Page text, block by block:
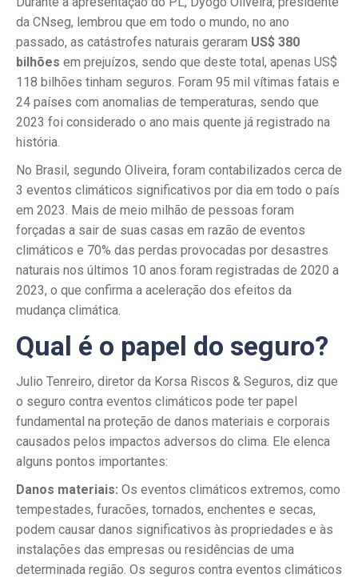
da CNseg, lembrou que em todo o mundo, no ano
passado, as catástrofes naturais geraram US$ 380
bilhões em prejuízos, sendo que deste total, apenas US$
118 bilhões tinham seguros. Foram 95 mil vítimas fatais e
24 países com anomalias de temperaturas, sendo que
2023 foi considerado o ano mais quente já registrado na
história.
No Brasil, segundo Oliveira, foram contabilizados cerca de
3 eventos climáticos significativos por dia em todo o país
em 2023. Mais de meio milhão de pessoas foram
forçadas a sair de suas casas em razão de eventos
climáticos e 70% das perdas provocadas por desastres
naturais nos últimos 10 anos foram registradas de 2020 a
2023, o que confirma a aceleração dos efeitos da
mudança climática.
Qual é o papel do seguro?
Julio Tenreiro, diretor da Korsa Riscos & Seguros, diz que
o seguro contra eventos climáticos pode ter papel
fundamental na proteção de danos materiais e corporais
causados pelos impactos adversos do clima. Ele elenca
alguns pontos importantes:
Danos materiais: Os eventos climáticos extremos, como
tempestades, furacões, tornados, enchentes e secas,
podem causar danos significativos às propriedades e às
instalações das empresas ou residências de uma
determinada região. Os seguros contra eventos climáticos